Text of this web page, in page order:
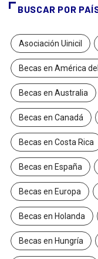
BUSCAR POR
Asociación Uinicil
Becas en América
Becas en Australia
Becas en Canadá
Becas en Costa Rica
Becas en España
Becas en Europa
Becas en Holanda
Becas en Hungría